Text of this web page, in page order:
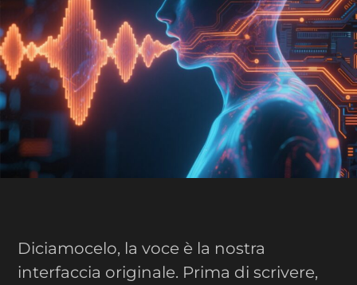
Diciamocelo, la voce è la nostra
interfaccia originale. Prima di scrivere,